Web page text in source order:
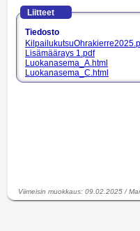
Liitteet
Tiedosto
Lisämäärays 1.pdf
Luokanasema_A.html
Luokanasema_C.html
Luokanasema_C.html
Viimeisin muokkaus: 09.02.2025 /